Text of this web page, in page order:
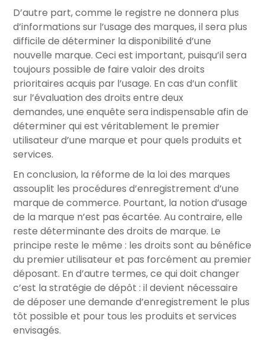
D’autre part, comme le registre ne donnera plus
d’informations sur l’usage des marques, il sera plus
difficile de déterminer la disponibilité d’une
nouvelle marque. Ceci est important, puisqu’il sera
toujours possible de faire valoir des droits
prioritaires acquis par l’usage. En cas d’un conflit
sur l’évaluation des droits entre deux
demandes, une enquête sera indispensable afin de
déterminer qui est véritablement le premier
utilisateur d’une marque et pour quels produits et
services.
En conclusion, la réforme de la loi des marques
assouplit les procédures d’enregistrement d’une
marque de commerce. Pourtant, la notion d’usage
de la marque n’est pas écartée. Au contraire, elle
reste déterminante des droits de marque. Le
principe reste le même : les droits sont au bénéfice
du premier utilisateur et pas forcément au premier
déposant. En d’autre termes, ce qui doit changer
c’est la stratégie de dépôt : il devient nécessaire
de déposer une demande d’enregistrement le plus
tôt possible et pour tous les produits et services
envisagés.